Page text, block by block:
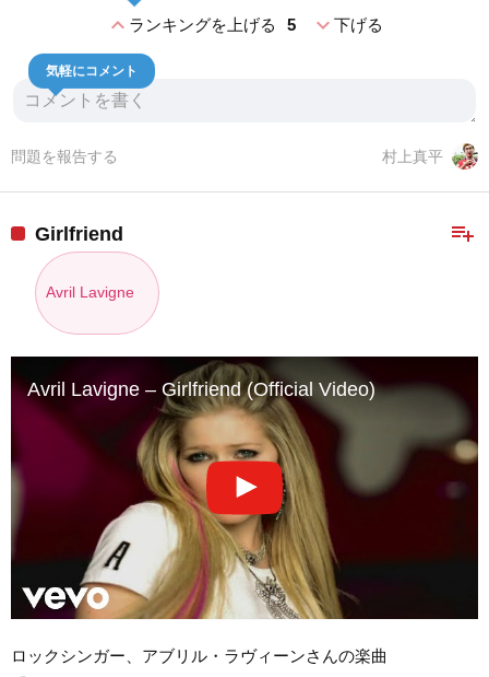
expand_lessランキングを上げる 5 expand_more下げる
気軽にコメント
村上真平
問題を報告する
playlist_add
Girlfriend
Avril Lavigne
Avril Lavigne – Girlfriend (Official Video)
ロックシンガー、アブリル・ラヴィーンさんの楽曲